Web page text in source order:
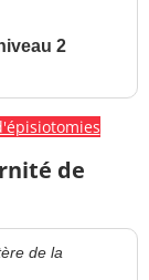
2
de
de la